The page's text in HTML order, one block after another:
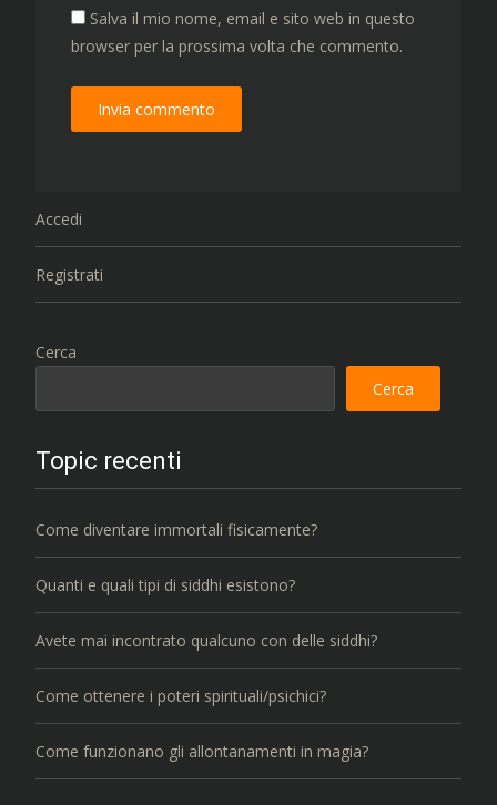
Salva il mio nome, email e sito web in questo
browser per la prossima volta che commento.
Accedi
Registrati
Cerca
Cerca
Topic recenti
Come diventare immortali fisicamente?
Quanti e quali tipi di siddhi esistono?
Avete mai incontrato qualcuno con delle siddhi?
Come ottenere i poteri spirituali/psichici?
Come funzionano gli allontanamenti in magia?